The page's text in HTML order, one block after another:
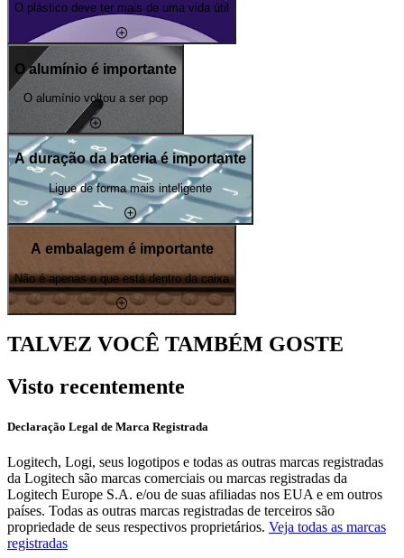
O plástico deve ter mais de uma vida útil
O alumínio é importante
O alumínio voltou a ser pop
A duração da bateria é importante
Ligue de forma mais inteligente
A embalagem é importante
Não é apenas o que está dentro da caixa
TALVEZ VOCÊ TAMBÉM GOSTE
Visto recentemente
Declaração Legal de Marca Registrada
Logitech, Logi, seus logotipos e todas as outras marcas registradas
da Logitech são marcas comerciais ou marcas registradas da
Logitech Europe S.A. e/ou de suas afiliadas nos EUA e em outros
países. Todas as outras marcas registradas de terceiros são
propriedade de seus respectivos proprietários. Veja todas as marcas
registradas